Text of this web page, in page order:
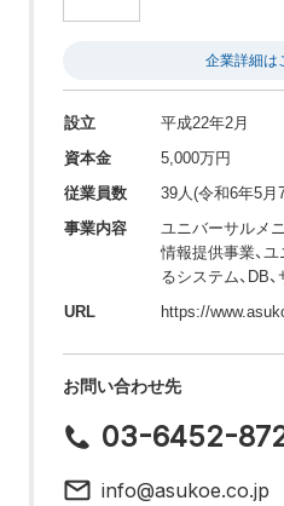
企業詳細は
設立
平成22年2月
資本金
5,000万円
従業員数
39人(令和6年5月
事業内容
ユニバーサルメ
情報提供事業、
るシステム、DB
URL
https://
お問い合わせ先
03-6452-
info@asukoe.co.jp